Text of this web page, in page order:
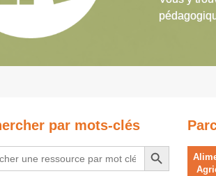
par mots-clés
Search Button